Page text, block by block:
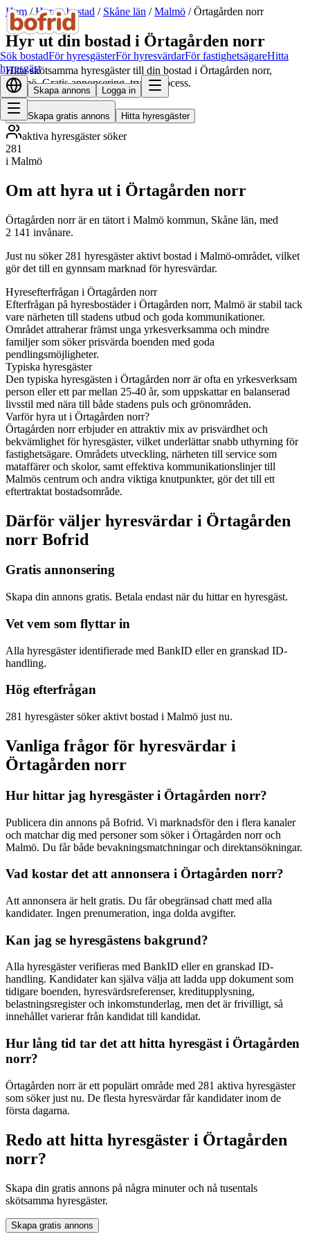
Sök bostadFör hyresgästerFör hyresvärdarFör fastighetsägareHitta
hyresgäst
Skapa annons Logga in
Hem/Hyr ut bostad / Skåne län /Malmö /Örtagården norr
Hyr ut din bostad i Örtagården norr
Hitta skötsamma hyresgäster till din bostad i Örtagården norr,
Malmö. Gratis annonsering, trygg process.
Skapa gratis annons Hitta hyresgäster
aktiva hyresgäster söker
281
i Malmö
Om att hyra ut i Örtagården norr
Örtagården norr är en tätort i Malmö kommun, Skåne län, med
2 141 invånare.
Just nu söker 281 hyresgäster aktivt bostad i Malmö-området, vilket
gör det till en gynnsam marknad för hyresvärdar.
Hyresefterfrågan i Örtagården norr
Efterfrågan på hyresbostäder i Örtagården norr, Malmö är stabil tack
vare närheten till stadens utbud och goda kommunikationer.
Området attraherar främst unga yrkesverksamma och mindre
familjer som söker prisvärda boenden med goda
pendlingsmöjligheter.
Typiska hyresgäster
Den typiska hyresgästen i Örtagården norr är ofta en yrkesverksam
person eller ett par mellan 25-40 år, som uppskattar en balanserad
livsstil med nära till både stadens puls och grönområden.
Varför hyra ut i Örtagården norr?
Örtagården norr erbjuder en attraktiv mix av prisvärdhet och
bekvämlighet för hyresgäster, vilket underlättar snabb uthyrning för
fastighetsägare. Områdets utveckling, närheten till service som
mataffärer och skolor, samt effektiva kommunikationslinjer till
Malmös centrum och andra viktiga knutpunkter, gör det till ett
eftertraktat bostadsområde.
Därför väljer hyresvärdar i Örtagården
norr Bofrid
Gratis annonsering
Skapa din annons gratis. Betala endast när du hittar en hyresgäst.
Vet vem som flyttar in
Alla hyresgäster identifierade med BankID eller en granskad ID-
handling.
Hög efterfrågan
281 hyresgäster söker aktivt bostad i Malmö just nu.
Vanliga frågor för hyresvärdar i
Örtagården norr
Hur hittar jag hyresgäster i Örtagården norr?
Publicera din annons på Bofrid. Vi marknadsför den i flera kanaler
och matchar dig med personer som söker i Örtagården norr och
Malmö. Du får både bevakningsmatchningar och direktansökningar.
Vad kostar det att annonsera i Örtagården norr?
Att annonsera är helt gratis. Du får obegränsad chatt med alla
kandidater. Ingen prenumeration, inga dolda avgifter.
Kan jag se hyresgästens bakgrund?
Alla hyresgäster verifieras med BankID eller en granskad ID-
handling. Kandidater kan själva välja att ladda upp dokument som
tidigare boenden, hyresvärdsreferenser, kreditupplysning,
belastningsregister och inkomstunderlag, men det är frivilligt, så
innehållet varierar från kandidat till kandidat.
Hur lång tid tar det att hitta hyresgäst i Örtagården
norr?
Örtagården norr är ett populärt område med 281 aktiva hyresgäster
som söker just nu. De flesta hyresvärdar får kandidater inom de
första dagarna.
Redo att hitta hyresgäster i Örtagården
norr?
Skapa din gratis annons på några minuter och nå tusentals
skötsamma hyresgäster.
Skapa gratis annons